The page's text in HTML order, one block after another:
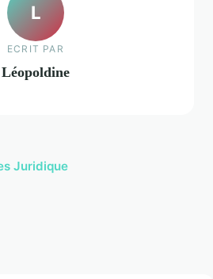
L
ECRIT PAR
Léopoldine
Juridique